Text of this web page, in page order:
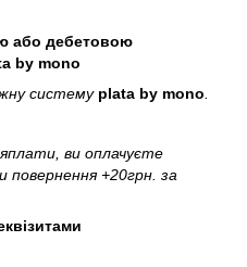
або дебетовою
by mono
систему plata by mono
ви оплачуєте
повернення +20грн. за